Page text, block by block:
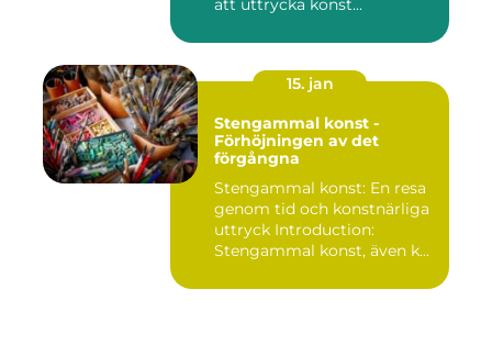
att uttrycka konst...
15. jan
Stengammal konst -
Förhöjningen av det
förgångna
Stengammal konst: En resa
genom tid och konstnärliga
uttryck Introduction:
Stengammal konst, även k...